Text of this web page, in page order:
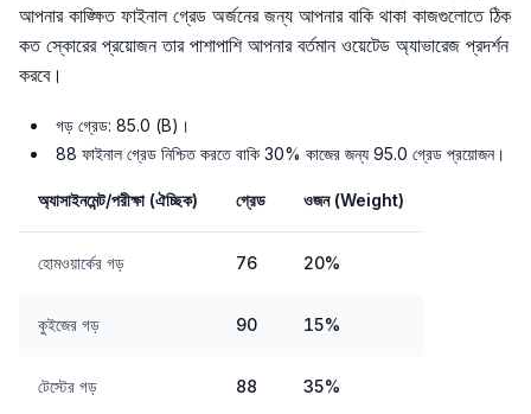
আপনার কাঙ্ক্ষিত ফাইনাল গ্রেড অর্জনের জন্য আপনার বাকি থাকা কাজগুলোতে ঠিক
কত স্কোরের প্রয়োজন তার পাশাপাশি আপনার বর্তমান ওয়েটেড অ্যাভারেজ প্রদর্শন
করবে।
গড় গ্রেড: 85.0 (B)।
88 ফাইনাল গ্রেড নিশ্চিত করতে বাকি 30% কাজের জন্য 95.0 গ্রেড প্রয়োজন।
অ্যাসাইনমেন্ট/পরীক্ষা (ঐচ্ছিক) গ্রেড ওজন (Weight)
হোমওয়ার্কের গড় 76 20%
কুইজের গড় 90 15%
টেস্টের গড় 88 35%